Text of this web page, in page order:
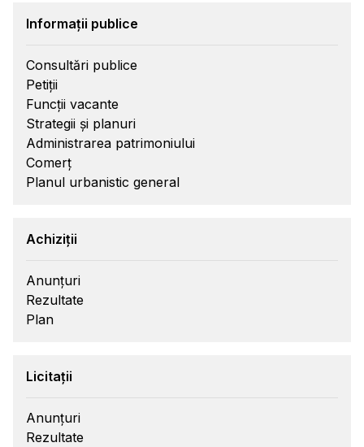
Informații publice
Consultări publice
Petiții
Funcții vacante
Strategii și planuri
Administrarea patrimoniului
Comerț
Planul urbanistic general
Achiziții
Anunțuri
Rezultate
Plan
Licitații
Anunțuri
Rezultate